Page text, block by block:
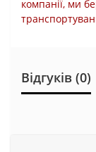
компанії, ми
Відгуків (0)